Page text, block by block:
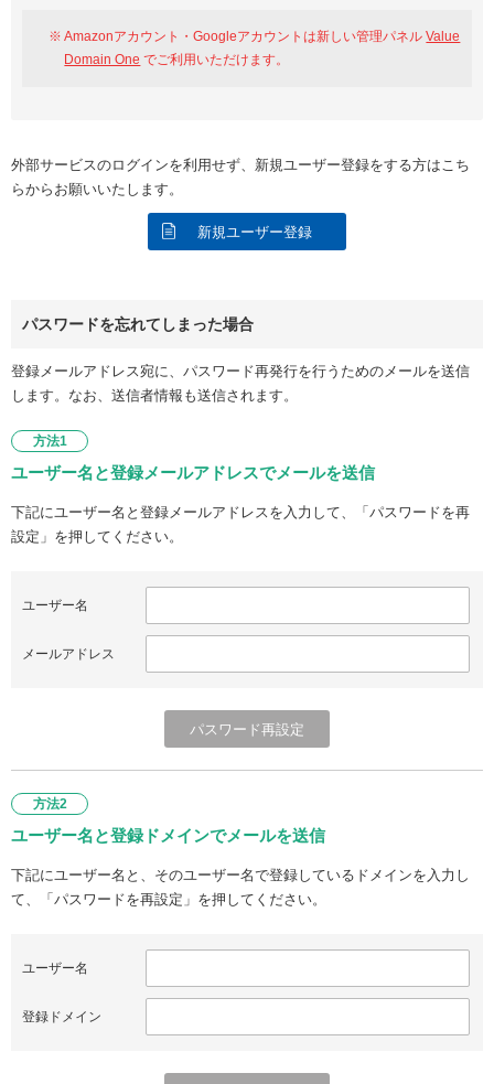
Amazonアカウント・Googleアカウントは新しい管理パネルValue
Domain One でご利用いただけます。
外部サービスのログインを利用せず、新規ユーザー登録をする方はこち
らからお願いいたします。
新規ユーザー登録
パスワードを忘れてしまった場合
登録メールアドレス宛に、パスワード再発行を行うためのメールを送信
します。なお、送信者情報も送信されます。
方法1
ユーザー名と登録メールアドレスでメールを送信
下記にユーザー名と登録メールアドレスを入力して、「パスワードを再
設定」を押してください。
ユーザー名
メールアドレス
方法2
ユーザー名と登録ドメインでメールを送信
下記にユーザー名と、そのユーザー名で登録しているドメインを入力し
て、「パスワードを再設定」を押してください。
ユーザー名
登録ドメイン